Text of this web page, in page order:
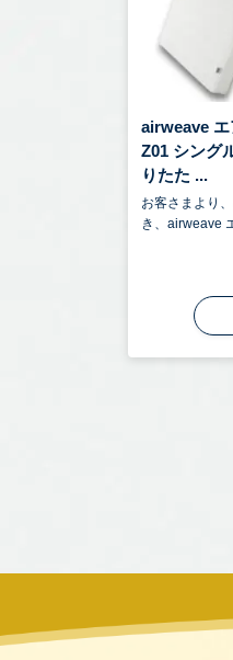
airweave エ
Z01 シング
りたた ...
お客さまより
き、airweave